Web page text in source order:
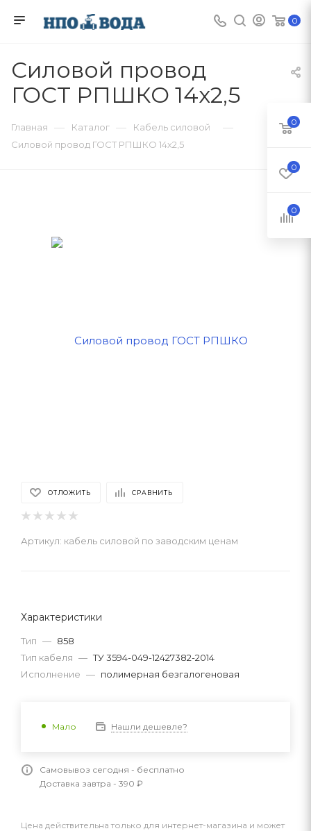
0
Силовой провод
ГОСТ РПШКО 14х2,5
Главная — Каталог — Кабель силовой —
Силовой провод ГОСТ РПШКО 14х2,5
ОТЛОЖИТЬ СРАВНИТЬ
Артикул: кабель силовой по заводским ценам
Характеристики
Тип — 858
Тип кабеля — ТУ 3594-049-12427382-2014
Исполнение — полимерная безгалогеновая
Мало Нашли дешевле?
Самовывоз сегодня - бесплатно
Доставка завтра - 390 ₽
Цена действительна только для интернет-магазина и может
0
0
0